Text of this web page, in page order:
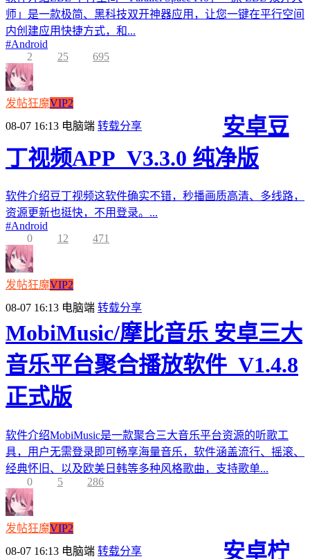
师」是一款极简、黑科技双开神器应用，让您一键在平行空间
内创建应用快捷方式，和...
#Android
2
25 695
发帖狂魔VIP2
08-07 16:13 电脑端 转载分享
安卓豆
丁视频APP_V3.3.0 纯净版
软件介绍豆丁视频这软件确实不错，秒播画质高清、多线路，
资源更新也挺快，不用登录。...
#Android
0
12 471
发帖狂魔VIP2
08-07 16:13 电脑端 转载分享
MobiMusic/摩比音乐 安卓三大
音乐平台聚合播放软件_V1.4.8
正式版
软件介绍MobiMusic是一款聚合三大音乐平台资源的听歌工
具，用户无需登录即可畅享海量音乐，软件涵盖流行、摇滚、
经典怀旧、以及欧美日韩等多种风格歌曲，支持歌单...
0
5 286
发帖狂魔VIP2
08-07 16:13 电脑端 转载分享
安卓柠